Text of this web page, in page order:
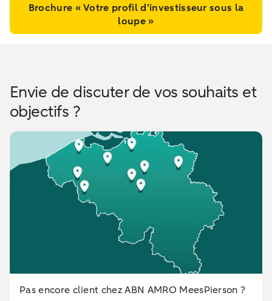
Brochure « Votre profil d’investisseur sous la
loupe »
Envie de discuter de vos souhaits et
objectifs ?
Pas encore client chez ABN AMRO MeesPierson ?